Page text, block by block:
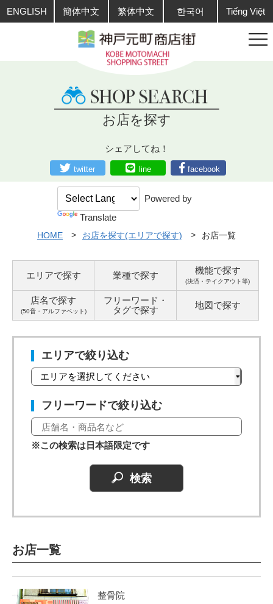
ENGLISH 簡体中文 繁体中文 한국어 Tiếng Việt
お店を探す
シェアしてね！
twitter line facebook
Powered by
Translate
HOME お店を探す(エリアで探す) お店一覧
エリアで探す 業種で探す 機能で探す
(決済・テイクアウト等)
店名で探す
(50音・アルファベット)
フリーワード・
タグで探す 地図で探す
エリアで絞り込む
フリーワードで絞り込む
※この検索は日本語限定です
お店一覧
整骨院